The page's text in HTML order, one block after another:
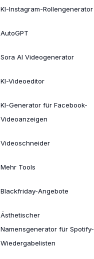
KI-Instagram-Rollengenerator
AutoGPT
Sora AI Videogenerator
KI-Videoeditor
KI-Generator für Facebook-
Videoanzeigen
Videoschneider
Mehr Tools
Blackfriday-Angebote
Ästhetischer
Namensgenerator für Spotify-
Wiedergabelisten